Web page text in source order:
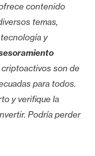
contenido
temas,
y
son de
para todos.
y verifique la
Podría perder